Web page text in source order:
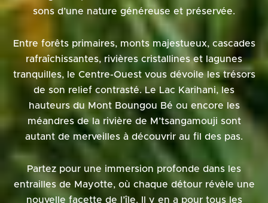
sons d’une nature généreuse et préservée.
Entre forêts primaires, monts majestueux, cascades
rafraîchissantes, rivières cristallines et lagunes
tranquilles, le Centre-Ouest vous dévoile les trésors
de son relief contrasté. Le Lac Karihani, les
hauteurs du Mont Boungou Bé ou encore les
méandres de la rivière de M’tsangamouji sont
autant de merveilles à découvrir au fil des pas.
Partez pour une immersion profonde dans les
entrailles de Mayotte, où chaque détour révèle une
nouvelle facette de l’île. Il y en a pour tous les